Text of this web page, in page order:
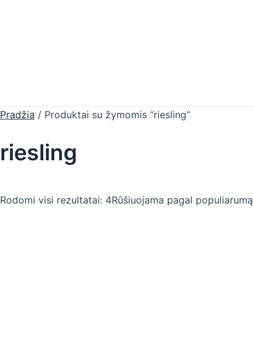
Pradžia / Produktai su žymomis “riesling”
riesling
Rodomi visi rezultatai: 4Rūšiuojama pagal populiarumą